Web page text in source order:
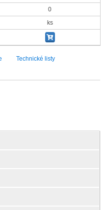
0
ks
Technické listy